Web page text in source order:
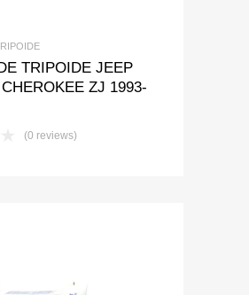
TRIPOIDE JEEP
ZJ 1993-
(0 reviews)